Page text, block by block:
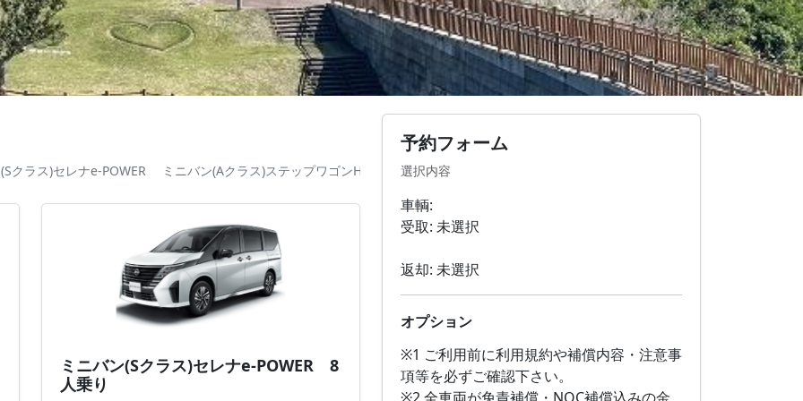
クラス)セレナe-POWER ミニバン(Aクラス)ステップワゴンHV ミニバン(Bクラス)セレナHV
ミニバン(Sクラス)セレナe-POWER 8
人乗り
予約フォーム
選択内容
車輌:
受取: 未選択
返却: 未選択
オプション
※1 ご利用前に利用規約や補償内容・注意事
項等を必ずご確認下さい。
※2 全車両が免責補償・NOC補償込みの金